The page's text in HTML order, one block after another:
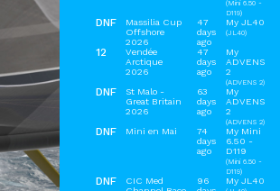
(Mini 6.50 -
D119)
DNF
Massilia Cup
Offshore
2026
47
days
ago
My JL40
(JL40)
12
Vendée
Arctique
2026
47
days
ago
My
ADVENS
2
(ADVENS 2)
DNF
St Malo -
Great Britain
2026
63
days
ago
My
ADVENS
2
(ADVENS 2)
DNF Mini en Mai
74
days
ago
My Mini
6.50 -
D119
(Mini 6.50 -
D119)
DNF
CIC Med
96
My JL40